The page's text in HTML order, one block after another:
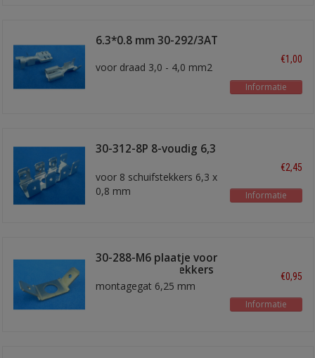
6.3*0.8 mm 30-292/3AT
voor draad 3,0 - 4,0 mm2
€1,00
Informatie
30-312-8P 8-voudig 6,3
voor 8 schuifstekkers 6,3 x
0,8 mm
€2,45
Informatie
30-288-M6 plaatje voor
6,3 mm schuifstekkers
montagegat 6,25 mm
€0,95
Informatie